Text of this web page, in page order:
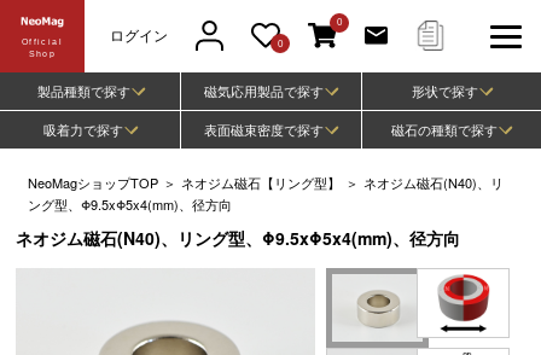
Official
Shop
ログイン 0
0
製品種類で探す 磁気応用製品で探す
形状で探す
吸着力で探す
表面磁束密度で探す 磁石の種類で探す
NeoMagショップTOP ＞ ネオジム磁石【リング型】 ＞ ネオジム磁石(N40)、リ
ング型、Φ9.5xΦ5x4(mm)、径方向
ネオジム磁石(N40)、リング型、Φ9.5xΦ5x4(mm)、径方向